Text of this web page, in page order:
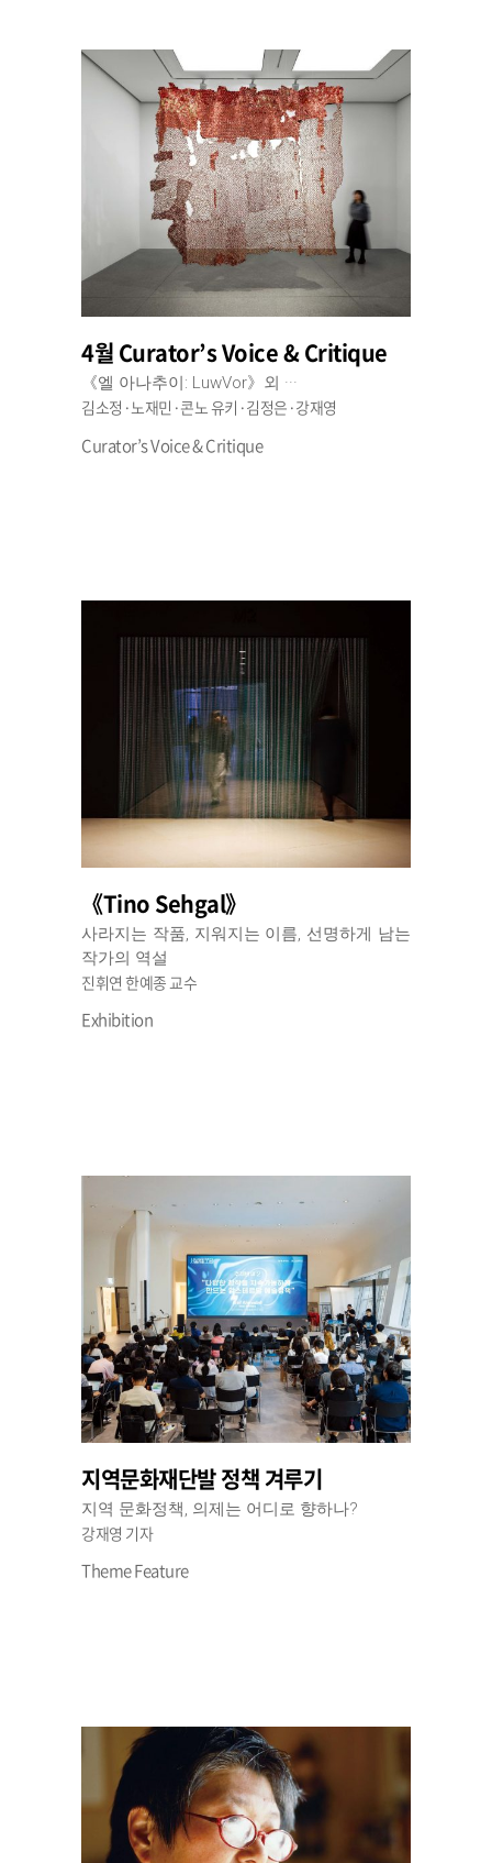
4월 Curator’s Voice & Critique
《엘 아나추이: LuwVor》외 ···
김소정·노재민·콘노 유키·김정은·강재영
Curator’s Voice & Critique
《Tino Sehgal》
사라지는 작품, 지워지는 이름, 선명하게 남는
작가의 역설
진휘연 한예종 교수
Exhibition
지역문화재단발 정책 겨루기
지역 문화정책, 의제는 어디로 향하나?
강재영 기자
Theme Feature